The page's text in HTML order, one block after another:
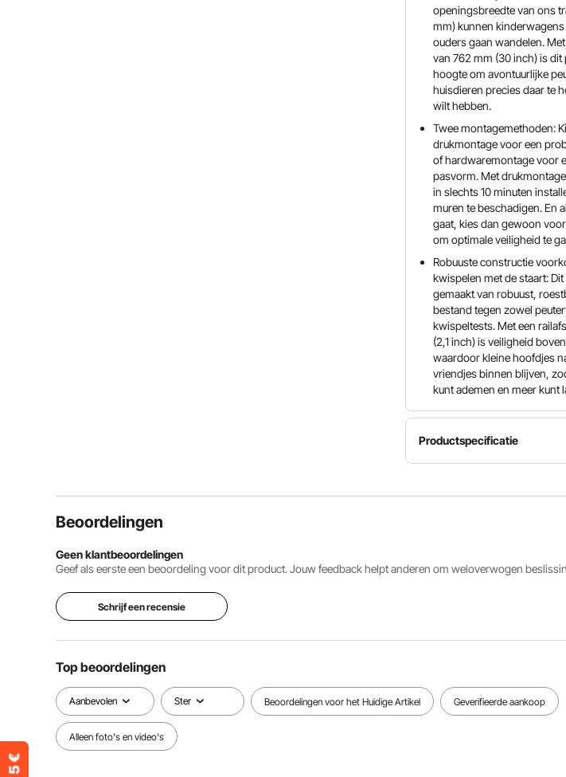
openingsbreedte van ons
mm) kunnen
ouders gaan wandelen.
van 762 mm (30 inch) is dit
hoogte om avontuurlijke
huisdieren precies daar te
wilt hebben.
Twee montagemethoden:
drukmontage voor een
of hardwaremontage voor
pasvorm. Met
in slechts 10 minuten
muren te beschadigen. En
gaat, kies dan gewoon
om optimale veiligheid te
Robuuste constructie
kwispelen met de staart:
gemaakt van robuust,
bestand tegen zowel
kwispeltests. Met een
(2,1 inch) is veiligheid
waardoor kleine hoofdjes
vriendjes binnen blijven,
kunt ademen en meer kunt
Productspecificatie
Artikelmodelnummer
29,5-39
762 mm
Bekijk alle specificaties
Beoordelingen
Geen klantbeoordelingen
Geef als eerste een beoordeling voor dit product. Jouw feedback helpt anderen om weloverwogen
Schrijf een recensie
Top beoordelingen
Aanbevolen Ster Beoordelingen voor het Huidige Artikel Geverifieerde aankoop
Alleen foto's en video's